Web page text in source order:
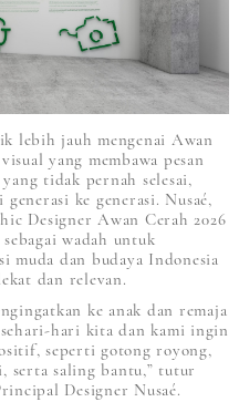
lebih jauh mengenai Awan
yang membawa pesan
tidak pernah selesai,
ke generasi. Nusaé,
Designer Awan Cerah 2026
wadah untuk
muda dan budaya Indonesia
dan relevan.
ke anak dan remaja
hari kita dan kami ingin
seperti gotong royong,
serta saling bantu,” tutur
Designer Nusaé.